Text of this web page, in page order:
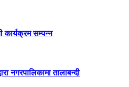
कार्यक्रम सम्पन्न
नगरपालिकामा तालाबन्दी